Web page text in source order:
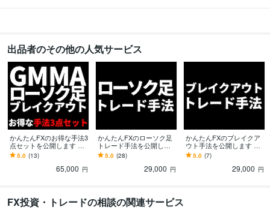
出品者のその他の人気サービス
かんたんFXのお得な手法3
点セットを公開します G
MMA、ローソク足、ブレ
イクアウトの3手法のセッ
5.0 (13)
65,000 円
かんたんFXのローソク足
トレード手法を公開しま
す 天底でよく出現する8種
類のローソク足パターン
5.0 (28)
29,000 円
かんたんFXのブレイクア
ウト手法を公開します 相
場の高値安値更新で仕掛
ける手堅いトレード手法
5.0 (7)
29,000 円
FX投資・トレードの相談の関連サービス